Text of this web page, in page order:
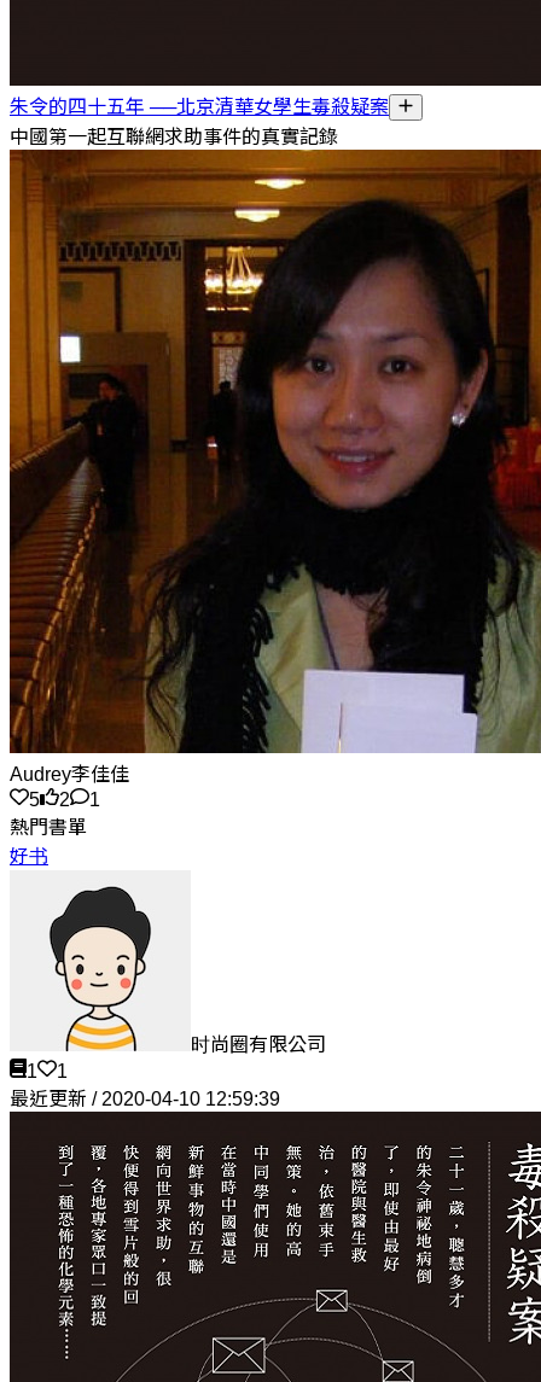
朱令的四十五年 ──北京清華女學生毒殺疑案
中國第一起互聯網求助事件的真實記錄
Audrey李佳佳
5
2
1
熱門書單
好书
时尚圈有限公司
1
1
最近更新 / 2020-04-10 12:59:39